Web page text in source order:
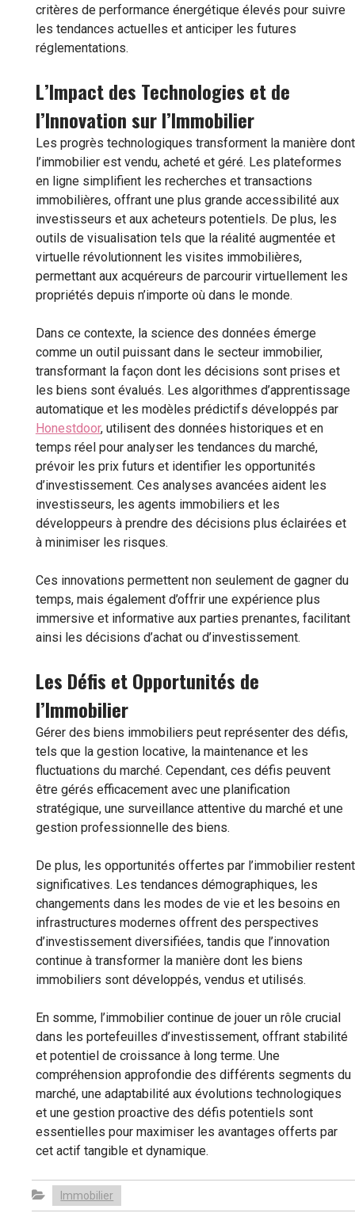
critères de performance énergétique élevés pour suivre
les tendances actuelles et anticiper les futures
réglementations.
L’Impact des Technologies et de
l’Innovation sur l’Immobilier
Les progrès technologiques transforment la manière dont
l’immobilier est vendu, acheté et géré. Les plateformes
en ligne simplifient les recherches et transactions
immobilières, offrant une plus grande accessibilité aux
investisseurs et aux acheteurs potentiels. De plus, les
outils de visualisation tels que la réalité augmentée et
virtuelle révolutionnent les visites immobilières,
permettant aux acquéreurs de parcourir virtuellement les
propriétés depuis n’importe où dans le monde.
Dans ce contexte, la science des données émerge
comme un outil puissant dans le secteur immobilier,
transformant la façon dont les décisions sont prises et
les biens sont évalués. Les algorithmes d’apprentissage
automatique et les modèles prédictifs développés par
Honestdoor, utilisent des données historiques et en
temps réel pour analyser les tendances du marché,
prévoir les prix futurs et identifier les opportunités
d’investissement. Ces analyses avancées aident les
investisseurs, les agents immobiliers et les
développeurs à prendre des décisions plus éclairées et
à minimiser les risques.
Ces innovations permettent non seulement de gagner du
temps, mais également d’offrir une expérience plus
immersive et informative aux parties prenantes, facilitant
ainsi les décisions d’achat ou d’investissement.
Les Défis et Opportunités de
l’Immobilier
Gérer des biens immobiliers peut représenter des défis,
tels que la gestion locative, la maintenance et les
fluctuations du marché. Cependant, ces défis peuvent
être gérés efficacement avec une planification
stratégique, une surveillance attentive du marché et une
gestion professionnelle des biens.
De plus, les opportunités offertes par l’immobilier restent
significatives. Les tendances démographiques, les
changements dans les modes de vie et les besoins en
infrastructures modernes offrent des perspectives
d’investissement diversifiées, tandis que l’innovation
continue à transformer la manière dont les biens
immobiliers sont développés, vendus et utilisés.
En somme, l’immobilier continue de jouer un rôle crucial
dans les portefeuilles d’investissement, offrant stabilité
et potentiel de croissance à long terme. Une
compréhension approfondie des différents segments du
marché, une adaptabilité aux évolutions technologiques
et une gestion proactive des défis potentiels sont
essentielles pour maximiser les avantages offerts par
cet actif tangible et dynamique.
Immobilier